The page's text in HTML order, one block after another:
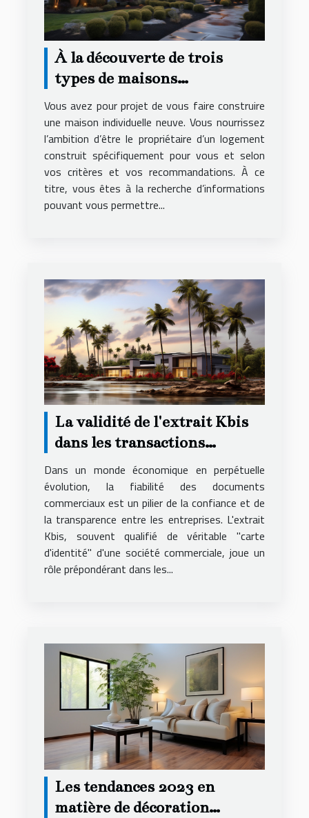
À la découverte de trois
types de maisons
individuelles
Vous avez pour projet de vous faire construire
une maison individuelle neuve. Vous nourrissez
l’ambition d’être le propriétaire d’un logement
construit spécifiquement pour vous et selon
vos critères et vos recommandations. À ce
titre, vous êtes à la recherche d’informations
pouvant vous permettre...
La validité de l'extrait Kbis
dans les transactions
commerciales et son impact
Dans un monde économique en perpétuelle
évolution, la fiabilité des documents
commerciaux est un pilier de la confiance et de
la transparence entre les entreprises. L'extrait
Kbis, souvent qualifié de véritable "carte
d'identité" d'une société commerciale, joue un
rôle prépondérant dans les...
Les tendances 2023 en
matière de décoration